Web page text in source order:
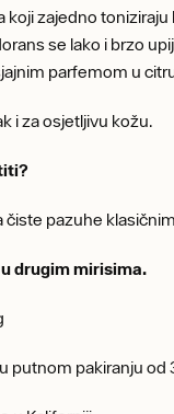
koji zajedno
se lako i brzo
parfemom u
i za osjetljivu kožu.
čiste pazuhe
drugim mirisima.
putnom pakiranju od